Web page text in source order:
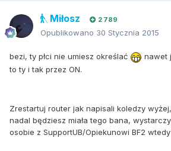
Miłosz 2 789
Opublikowano 30 Stycznia 2015
bezi, ty płci nie umiesz określać
nawet
to ty i tak przez ON.
Zrestartuj router jak napisali koledzy
nadal będziesz miała tego bana,
osobie z SupportUB/Opiekunowi BF2